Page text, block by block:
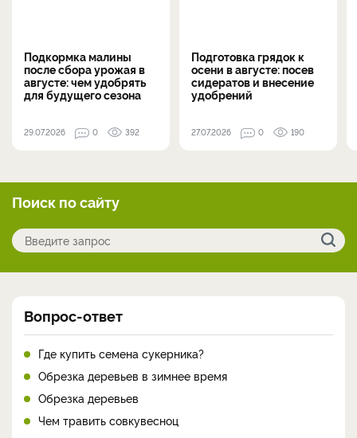
Подкормка малины
после сбора урожая в
августе: чем удобрять
для будущего сезона
29.07.2026 0 392
Подготовка грядок к
осени в августе: посев
сидератов и внесение
удобрений
27.07.2026 0 190
Поиск по сайту
Вопрос-ответ
Где купить семена сукерника?
Обрезка деревьев в зимнее время
Обрезка деревьев
Чем травить совкувесноц